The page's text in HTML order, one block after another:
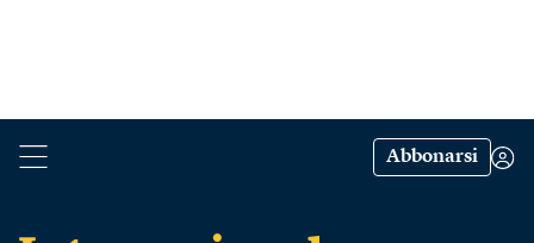
Abbonarsi